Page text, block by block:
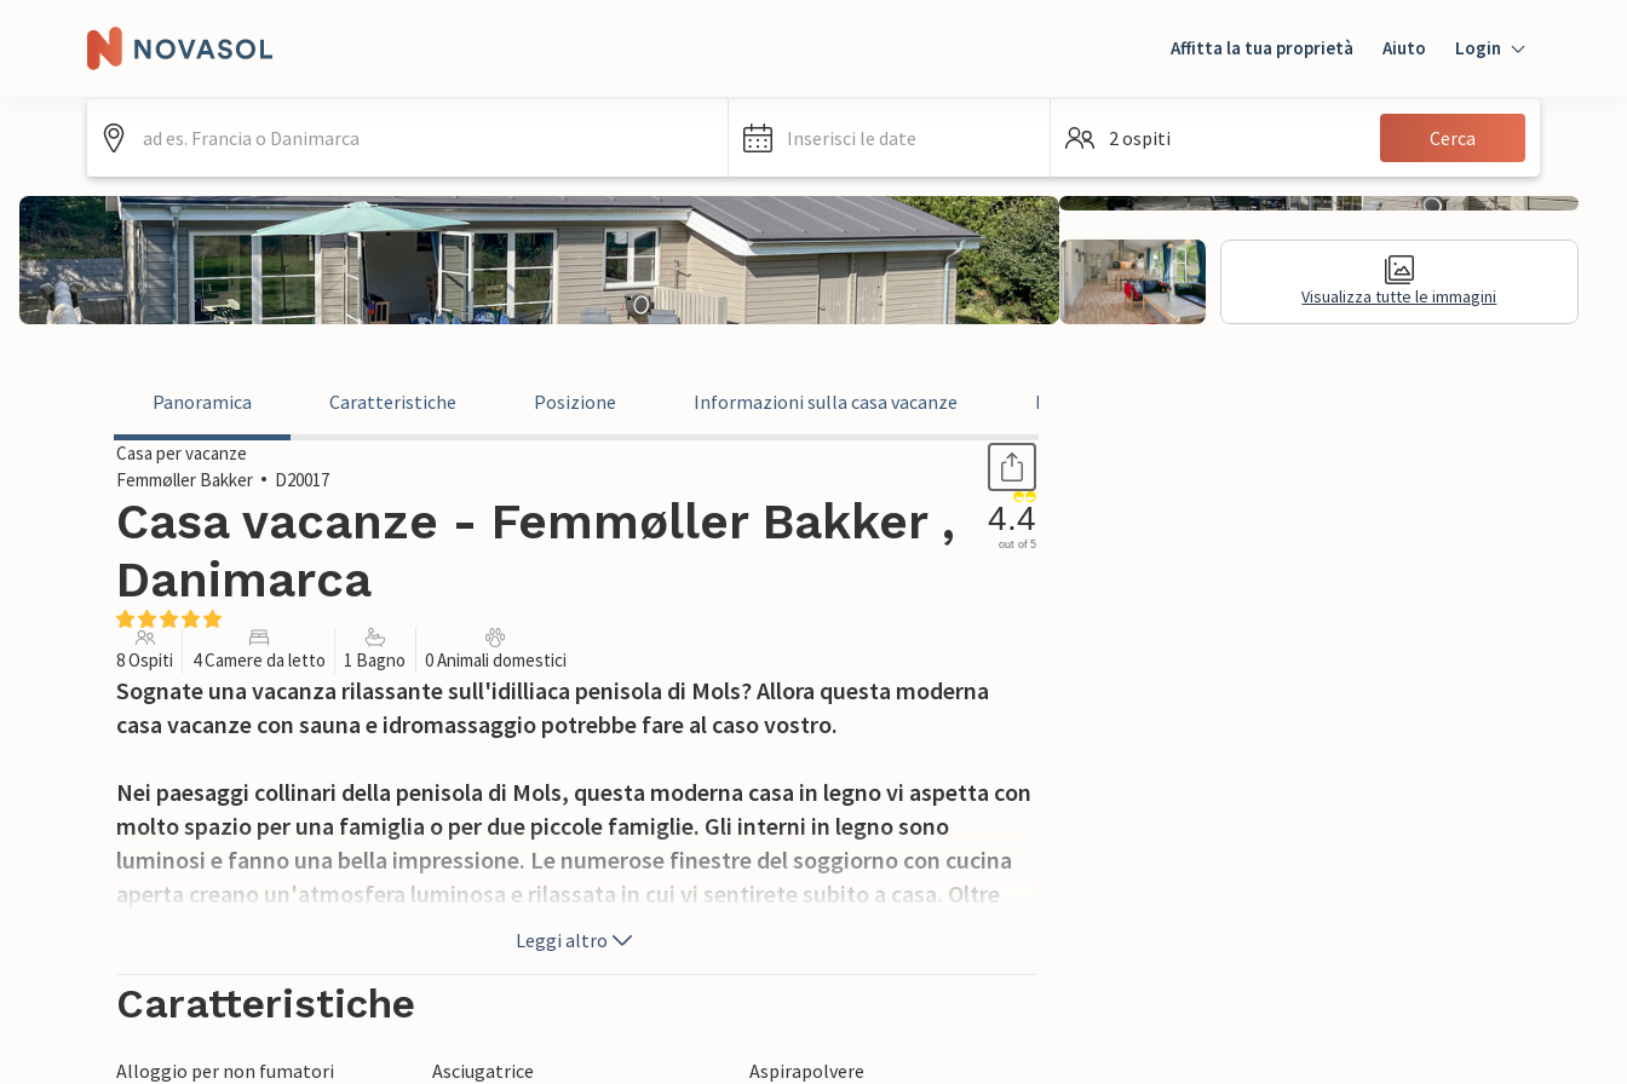
Affitta la tua proprietà Aiuto Login
Ospiti
Inserisci le date 2 ospiti Cerca
Visualizza tutte le immagini
Panoramica Caratteristiche Posizione Informazioni sulla casa vacanze Recensioni
Casa per vacanze
Femmøller Bakker
D20017
Casa vacanze - Femmøller Bakker ,
Danimarca
4.4
out of 5
8 Ospiti 4 Camere da letto 1 Bagno 0 Animali domestici
Sognate una vacanza rilassante sull'idilliaca penisola di Mols? Allora questa moderna
casa vacanze con sauna e idromassaggio potrebbe fare al caso vostro.
Nei paesaggi collinari della penisola di Mols, questa moderna casa in legno vi aspetta con
molto spazio per una famiglia o per due piccole famiglie. Gli interni in legno sono
luminosi e fanno una bella impressione. Le numerose finestre del soggiorno con cucina
aperta creano un'atmosfera luminosa e rilassata in cui vi sentirete subito a casa. Oltre
alle numerose camere da letto, la casa offre anche un soppalco aperto, che può diventare
all'aperto. Dedicatevi alla lettura in vacanza o fate una partita a backgammon mentre i
Leggi altro
Caratteristiche
Alloggio per non fumatori Asciugatrice
Aspirapolvere